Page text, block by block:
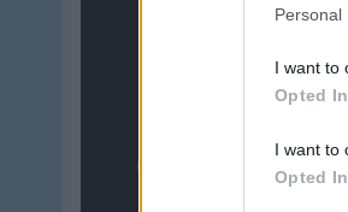
Personal
I want to
Opted In
I want to
Opted In